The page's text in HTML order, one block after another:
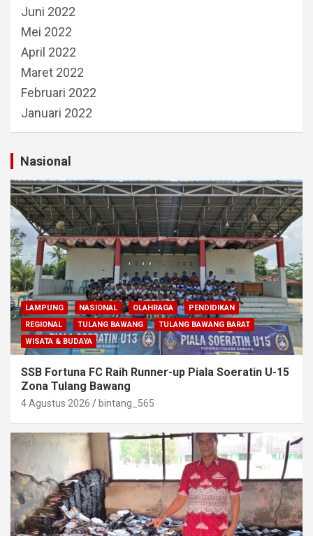
Juni 2022
Mei 2022
April 2022
Maret 2022
Februari 2022
Januari 2022
Nasional
LAMPUNG NASIONAL OLAHRAGA
PENDIDIKAN
REGIONAL
TULANG BAWANG
TULANG BAWANG BARAT
WISATA & BUDAYA
SSB Fortuna FC Raih Runner-up Piala Soeratin U-15
Zona Tulang Bawang
4 Agustus 2026 bintang_565